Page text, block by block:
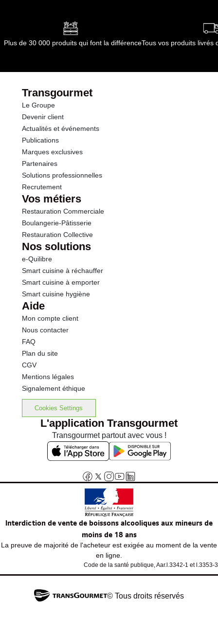
Opérations
Plus de 30 000 produits qui font la différenceTous vos produits livrés
Transgourmet
Le Groupe
Devenir client
Actualités et événements
Publications
Marques exclusives
Partenaires
Solutions professionnelles
Recrutement
Vos métiers
Restauration Commerciale
Boulangerie-Pâtisserie
Restauration Collective
Nos solutions
e-Quilibre
Smart cuisine à réchauffer
Smart cuisine à emporter
Smart cuisine hygiène
Aide
Mon compte client
Nous contacter
FAQ
Plan du site
CGV
Mentions légales
Signalement éthique
Cookies Settings
L'application Transgourmet
Transgourmet partout avec vous !
Interdiction de vente de boissons alcooliques aux mineurs de
moins de 18 ans
La preuve de majorité de l'acheteur est exigée au moment de la vente
en ligne.
Code de la santé publique, Aar.l.3342-1 et l.3353-3
© Tous droits réservés